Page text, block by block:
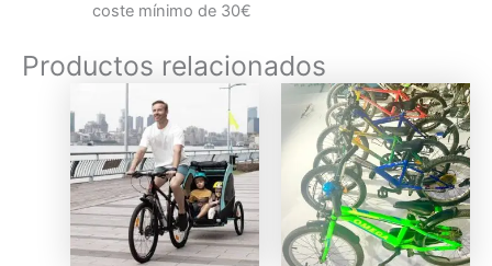
coste mínimo de 30€
Productos relacionados